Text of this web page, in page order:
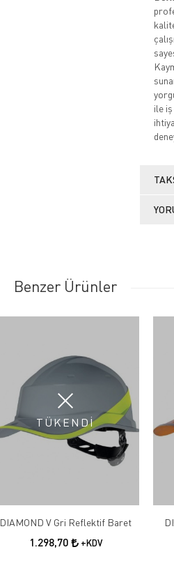
ile
Benzer Ürünler
TÜKENDİ
DIAMOND V Gri Reflektif Baret
1.298,70 +KDV